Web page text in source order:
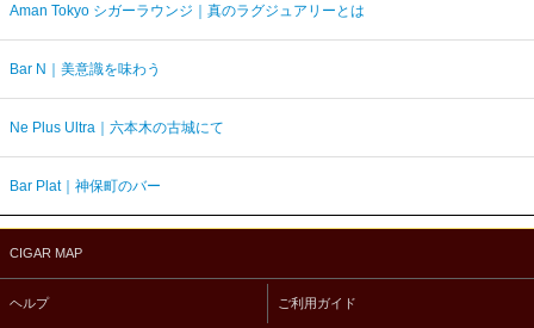
Aman Tokyo シガーラウンジ｜真のラグジュアリーとは
Bar N｜美意識を味わう
Ne Plus Ultra｜六本木の古城にて
Bar Plat｜神保町のバー
CIGAR MAP
ヘルプ ご利用ガイド